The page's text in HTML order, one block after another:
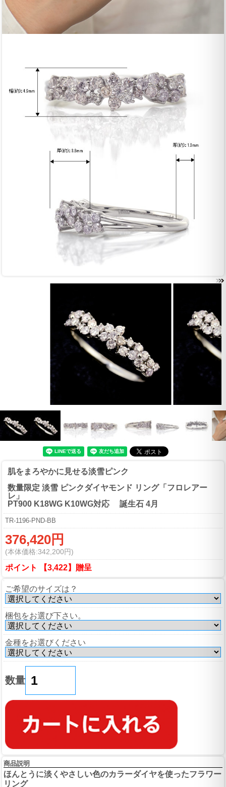
肌をまろやかに見せる淡雪ピンク
数量限定 淡雪 ピンクダイヤモンド リング「フロレアー
レ」
PT900 K18WG K10WG対応 誕生石 4月
TR-1196-PND-BB
376,420円
(本体価格:342,200円)
ポイント 【3,422】贈呈
ご希望のサイズは？
梱包をお選び下さい。
金種をお選びください
数量
商品説明
ほんとうに淡くやさしい色のカラーダイヤを使ったフラワー
リング